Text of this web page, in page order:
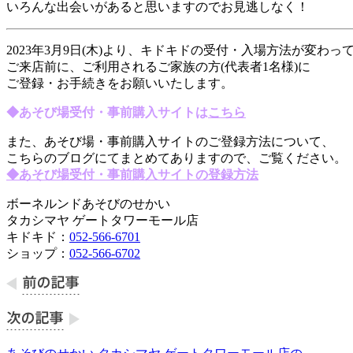
いろんな出会いがあると思いますのでお見逃しなく！
2023年3月9日(木)より、キドキドの受付・入場方法が変わっ
ご来店前に、ご利用されるご家族の方(代表者1名様)に
ご登録・お手続きをお願いいたします。
◆あそび場受付・事前購入サイトはこちら
また、あそび場・事前購入サイトのご登録方法について、
こちらのブログにてまとめてありますので、ご覧ください。
◆あそび場受付・事前購入サイトの登録方法
ボーネルンドあそびのせかい
タカシマヤ ゲートタワーモール店
キドキド： 052-566-6701
ショップ： 052-566-6702